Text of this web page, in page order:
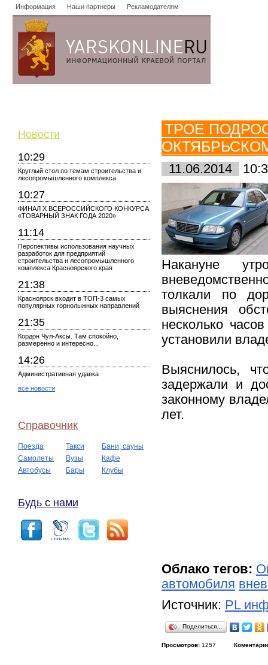
Информация Наши партнеры Рекламодателям
Новости
10:29
Круглый стол по темам строительства и
лесопромышленного комплекса
10:27
ФИНАЛ X ВСЕРОССИЙСКОГО КОНКУРСА
«ТОВАРНЫЙ ЗНАК ГОДА 2020»
11:14
Перспективы использования научных
разработок для предприятий
строительства и лесопромышленного
комплекса Красноярского края
21:38
Красноярск входит в ТОП-3 самых
популярных горнолыжных направлений
21:35
Кордон Чул-Аксы. Там спокойно,
размеренно и интересно...
14:26
Административная удавка
все новости
Справочник
Поезда Такси
Бани, сауны
Самолеты
Вузы
Кафе
Автобусы
Бары Клубы
Будь с нами
ТРОЕ
11.06.2014
Накануне
толкали по
выяснения
несколько
установили
Выяснилось,
задержали и
законному
лет.
Облако тегов:
автомобиля
Источник: PL
Поделиться…
Просмотров: 1257